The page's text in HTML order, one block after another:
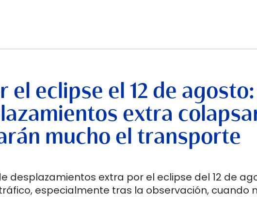
el eclipse el 12 de agosto:
extra
mucho el transporte
desplazamientos extra por el eclipse del 12 de
especialmente tras la observación, cuando